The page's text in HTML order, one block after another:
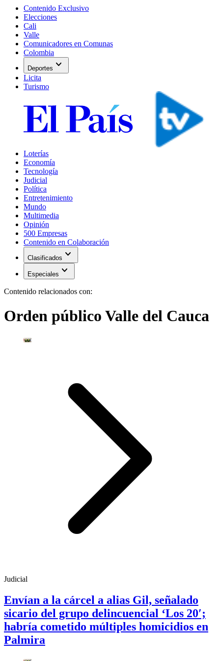
Contenido Exclusivo
Elecciones
Cali
Valle
Comunicadores en Comunas
Colombia
Deportes expand_more
Licita
Turismo
Loterías
Economía
Tecnología
Judicial
Política
Entretenimiento
Mundo
Multimedia
Opinión
500 Empresas
Contenido en Colaboración
Clasificados expand_more
Especiales expand_more
Contenido relacionados con:
Orden público Valle del Cauca
Judicial
Envían a la cárcel a alias Gil, señalado
sicario del grupo delincuencial ‘Los 20′;
habría cometido múltiples homicidios en
Palmira